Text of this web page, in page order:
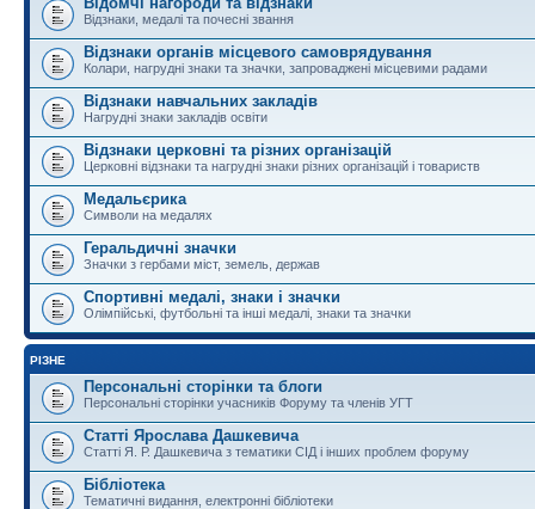
Відзнаки, медалі та почесні звання
Відзнаки органів місцевого самоврядування
Колари, нагрудні знаки та значки, запроваджені місцевими радами
Відзнаки навчальних закладів
Нагрудні знаки закладів освіти
Відзнаки церковні та різних організацій
Церковні відзнаки та нагрудні знаки різних організацій і товариств
Медальєрика
Символи на медалях
Геральдичні значки
Значки з гербами міст, земель, держав
Спортивні медалі, знаки і значки
Олімпійські, футбольні та інші медалі, знаки та значки
РІЗНЕ
Персональні сторінки та блоги
Персональні сторінки учасників Форуму та членів УГТ
Статті Ярослава Дашкевича
Статті Я. Р. Дашкевича з тематики СІД і інших проблем форуму
Бібліотека
Тематичні видання, електронні бібліотеки